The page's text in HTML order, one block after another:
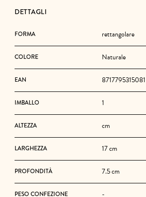
DETTAGLI
FORMA rettangolare
COLORE Naturale
EAN 8717795315081
IMBALLO 1
ALTEZZA cm
LARGHEZZA 17 cm
PROFONDITÀ 7.5 cm
PESO CONFEZIONE -